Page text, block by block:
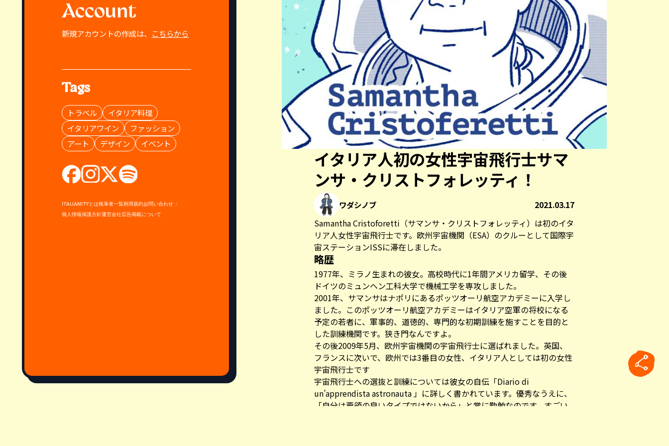
Account
新規アカウントの作成は、 こちらから
Tags
トラベル
イタリア料理
イタリアワイン
ファッション
アート
デザイン イベント
ITALIANITYとは執筆者一覧利用規約お問い合わせ
個人情報保護方針運営会社広告掲載について
イタリア人初の女性宇宙飛行士サマ
ンサ・クリストフォレッティ！
ワダシノブ 2021.03.17
Samantha Cristoforetti（サマンサ・クリストフォレッティ）は初のイタ
リア人女性宇宙飛行士です。 欧州宇宙機関（ESA） のクルーとして国際宇
宙ステーションISSに滞在しました。
略歴
1977年、ミラノ生まれの彼女。高校時代に1年間アメリカ留学、その後
ドイツのミュンヘン工科大学で機械工学を専攻しました。
2001年、サマンサはナポリにあるポッツオーリ航空アカデミーに入学し
ました。このポッツオーリ航空アカデミーはイタリア空軍の将校になる
予定の若者に、軍事的、道徳的、専門的な初期訓練を施すことを目的と
した訓練機関です。狭き門なんですよ。
その後2009年5月、欧州宇宙機関の宇宙飛行士に選ばれました。英国、
フランスに次いで、欧州では3番目の女性、イタリア人としては初の女性
宇宙飛行士です
宇宙飛行士への選抜と訓練については彼女の自伝「Diario di
un’apprendista astronauta 」に詳しく書かれています。優秀なうえに、
「自分は要領の良いタイプではないから」と常に勤勉なのです。すごい